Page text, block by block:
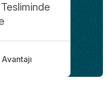
Tesliminde